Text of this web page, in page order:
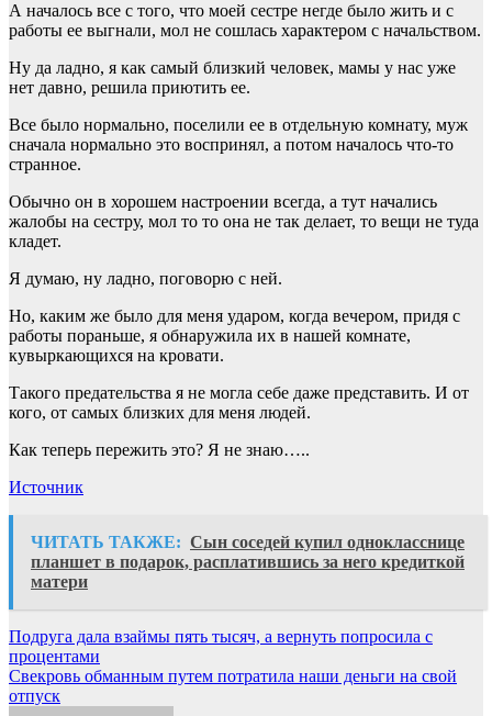
А началось все с того, что моей сестре негде было жить и с
работы ее выгнали, мол не сошлась характером с начальством.
Ну да ладно, я как самый близкий человек, мамы у нас уже
нет давно, решила приютить ее.
Все было нормально, поселили ее в отдельную комнату, муж
сначала нормально это воспринял, а потом началось что-то
странное.
Обычно он в хорошем настроении всегда, а тут начались
жалобы на сестру, мол то то она не так делает, то вещи не туда
кладет.
Я думаю, ну ладно, поговорю с ней.
Но, каким же было для меня ударом, когда вечером, придя с
работы пораньше, я обнаружила их в нашей комнате,
кувыркающихся на кровати.
Такого предательства я не могла себе даже представить. И от
кого, от самых близких для меня людей.
Как теперь пережить это? Я не знаю…..
Источник
ЧИТАТЬ ТАКЖЕ: Сын соседей купил однокласснице
планшет в подарок, расплатившись за него кредиткой
матери
Навигация
по
записям
Подруга дала взаймы пять тысяч, а вернуть попросила с
процентами
Свекровь обманным путем потратила наши деньги на свой
отпуск